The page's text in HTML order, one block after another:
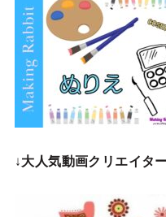
↓大人気動画クリエイタ